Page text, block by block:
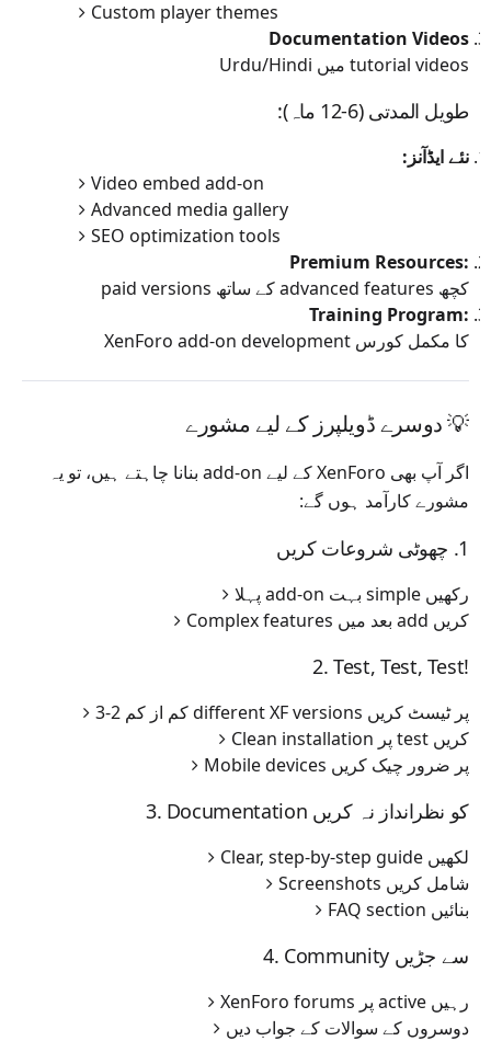
Custom player themes
Documentation Videos
Urdu/Hindi میں tutorial videos
طویل المدتی (6-12 ماہ):
نئے ایڈآنز:
Video embed add-on
Advanced media gallery
SEO optimization tools
Premium Resources:
کچھ advanced features کے ساتھ paid versions
Training Program:
XenForo add-on development کا مکمل کورس
💡 دوسرے ڈویلپرز کے لیے مشورے
اگر آپ بھی XenForo کے لیے add-on بنانا چاہتے ہیں، تو یہ
مشورے کارآمد ہوں گے:
1. چھوٹی شروعات کریں
پہلا add-on بہت simple رکھیں
Complex features بعد میں add کریں
2. Test, Test, Test!
کم از کم 2-3 different XF versions پر ٹیسٹ کریں
Clean installation پر test کریں
Mobile devices پر ضرور چیک کریں
3. Documentation کو نظرانداز نہ کریں
Clear, step-by-step guide لکھیں
Screenshots شامل کریں
FAQ section بنائیں
4. Community سے جڑیں
XenForo forums پر active رہیں
دوسروں کے سوالات کے جواب دیں